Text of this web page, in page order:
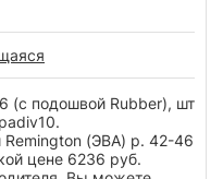
(с подошвой Rubber), шт
Remington (ЭВА) р. 42-46
цене 6236 руб.